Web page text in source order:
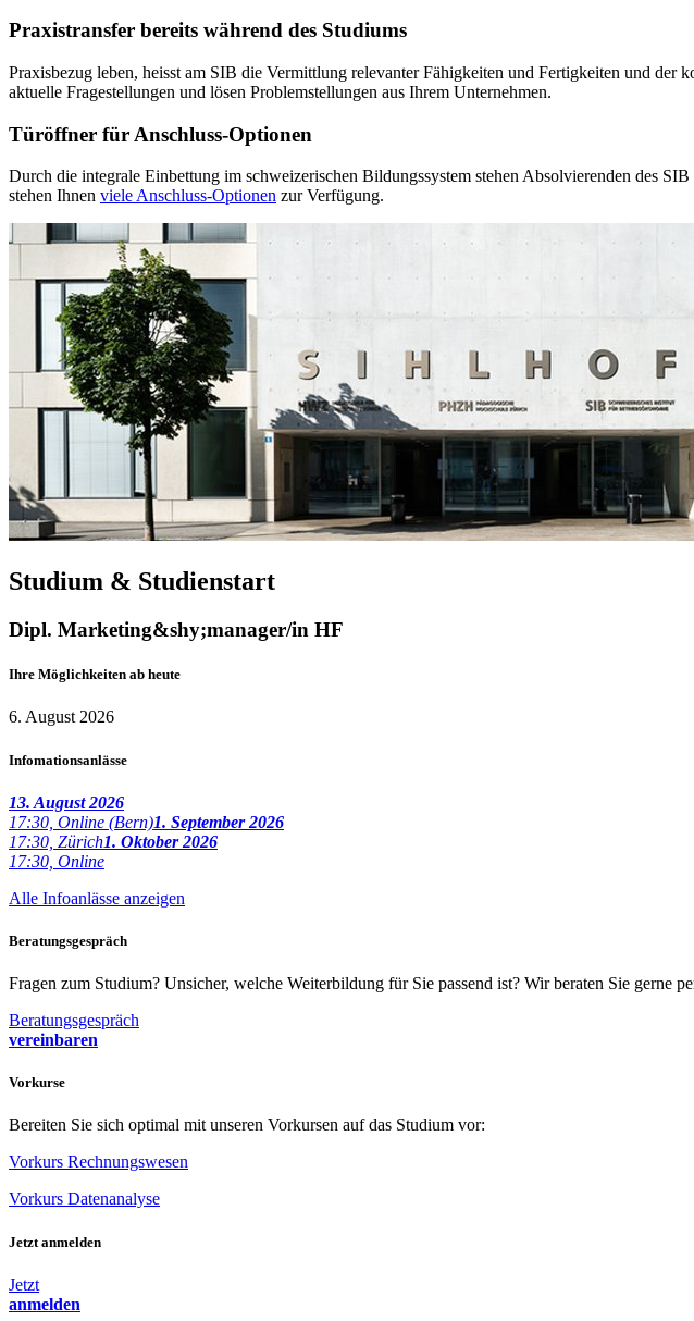
Praxistransfer bereits während des Studiums
Praxisbezug leben, heisst am SIB die Vermittlung relevanter Fäh­igkeit­en und Fer­tigkei­ten und
aktuelle Frage­stel­lungen und lösen Pro­blem­stel­lun­gen aus Ihrem Unternehmen.
Türöffner für Anschluss-Optionen
Durch die integrale Einbettung im schweizerischen Bildungssystem stehen Absolvierenden des
stehen Ihnen viele An­schluss-Op­tio­nen zur Verfügung.
Studium & Studienstart
Dipl. Marketing&shy;manager/in HF
Ihre Möglichkeiten ab heute
6. August 2026
Infomationsanlässe
13. August 2026
17:30, Online (Bern)1. September 2026
17:30, Zürich1. Oktober 2026
17:30, Online
Alle Infoanlässe anzeigen
Beratungsgespräch
Fragen zum Studium? Unsicher, welche Weiterbildung für Sie passend ist? Wir beraten Sie gerne
Beratungsgespräch
vereinbaren
Vorkurse
Bereiten Sie sich optimal mit unseren Vorkursen auf das Studium vor:
Vorkurs Rechnungswesen
Vorkurs Datenanalyse
Jetzt anmelden
Jetzt
anmelden